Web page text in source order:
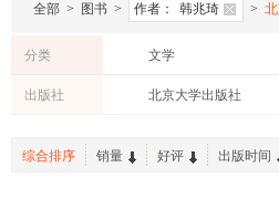
全部 > 图书 > 作者： 韩兆琦 >
分类 文学
出版社 北京大学出版社
综合排序 销量 好评 出版时间